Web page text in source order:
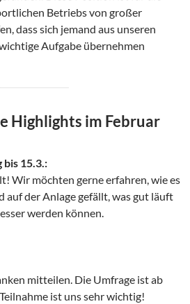
Betriebs von großer
dass sich jemand aus unseren
Aufgabe übernehmen
Highlights im Februar
15.3.:
Wir möchten gerne erfahren, wie es
auf der Anlage gefällt, was gut läuft
werden können.
mitteilen. Die Umfrage ist ab
ist uns sehr wichtig!